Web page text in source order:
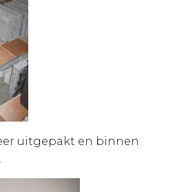
uitgepakt en binnen